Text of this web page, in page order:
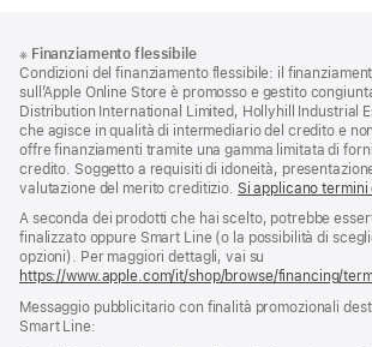
di
pagina
a
piè
di
pagina
※ Finanziamento flessibile
Condizioni del finanziamento flessibile: il
sull’Apple Online Store è promosso e gestito
Distribution International Limited, Hollyhill Industrial
che agisce in qualità di intermediario del credito e
offre finanziamenti tramite una gamma limitata di
credito. Soggetto a requisiti di idoneità,
valutazione del merito creditizio. Si applicano termini
A seconda dei prodotti che hai scelto, potrebbe
finalizzato oppure Smart Line (o la possibilità di
opzioni). Per maggiori dettagli, vai su
https://www.apple.com/it/shop/browse/financing/
Messaggio pubblicitario con finalità promozionali
Smart Line: